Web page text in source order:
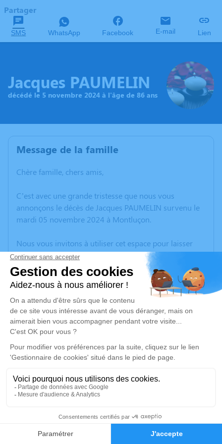
Faire-part Hommages
Partager
SMS WhatsApp Facebook E-mail Lien
Jacques PAUMELIN
décédé le 5 novembre 2024 à l'âge de 86 ans
Message de la famille
Chère famille, chers amis,
C’est avec une grande tristesse que nous vous
annonçons le décès de Jacques PAUMELIN survenu le
mardi 05 novembre 2024 à Montluçon.
Nous vous invitons à utiliser cet espace pour laisser
vos condoléances, partager des photos souvenirs, une
anecdote ou exprimer vos pensées à travers des
poèmes ou des textes. Cet endroit est un lieu
d'expression dédié à honorer la mémoire de Jacques
PAUMELIN.
Un service de plantation d’arbre hommage est
disponible ici.
Je rends hommage
Cérémonie civile
Je rends hommage